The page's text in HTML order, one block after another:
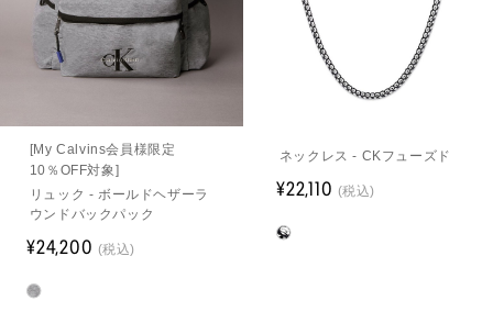
[My Calvins会員様限定
10％OFF対象]
リュック - ボールドヘザーラ
ウンドバックパック
¥24,200 (税込)
ネックレス - CKフューズド
¥22,110 (税込)